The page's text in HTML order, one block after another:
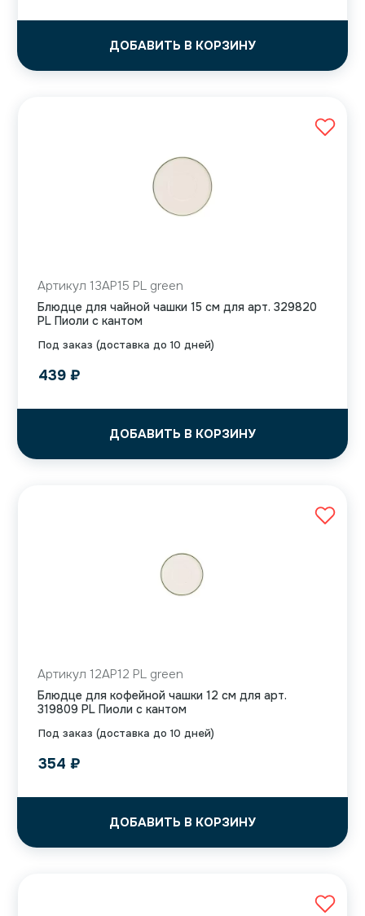
ДОБАВИТЬ В КОРЗИНУ
Под заказ (доставка до 10 дней)
Артикул 13AP15 PL green
Блюдце для чайной чашки 15 см для арт. 329820
PL Пиоли с кантом
439 ₽
ДОБАВИТЬ В КОРЗИНУ
Под заказ (доставка до 10 дней)
Артикул 12AP12 PL green
Блюдце для кофейной чашки 12 см для арт.
319809 PL Пиоли с кантом
354 ₽
ДОБАВИТЬ В КОРЗИНУ